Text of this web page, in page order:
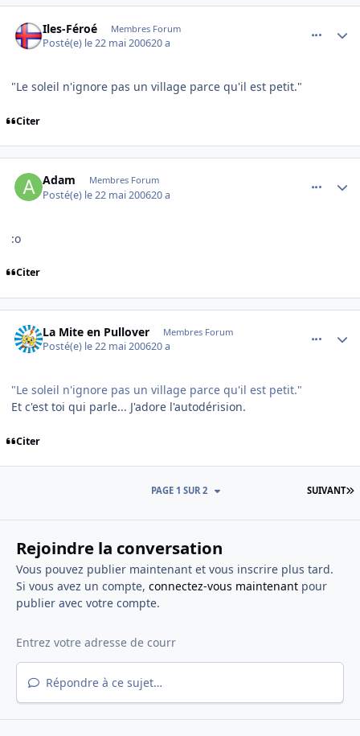
Iles-Féroé Membres Forum
Posté(e) le 22 mai 200620 a
"Le soleil n'ignore pas un village parce qu'il est petit."
Citer
Adam Membres Forum
Posté(e) le 22 mai 200620 a
:o
Citer
La Mite en Pullover Membres Forum
Posté(e) le 22 mai 200620 a
"Le soleil n'ignore pas un village parce qu'il est petit."
Et c'est toi qui parle... J'adore l'autodérision.
Citer
SUIVANT
PAGE 1 SUR 2
Rejoindre la conversation
Vous pouvez publier maintenant et vous inscrire plus tard.
Si vous avez un compte, connectez-vous maintenantpour
publier avec votre compte.
Répondre à ce sujet…